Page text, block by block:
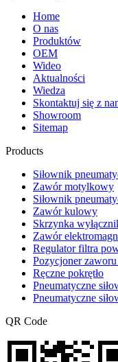
Home
O nas
Produktów
OEM
Wideo
Aktualności
Wiedza
Skontaktuj się z
Showroom
Sitemap
Products
Siłownik
Zawór motylkowy
Siłownik
Zawór kulowy
Skrzynka
Zawór
Regulator filtra
Pozycjoner
Ręczne pokrętło
Pneumatyczne
Pneumatyczne
QR Code